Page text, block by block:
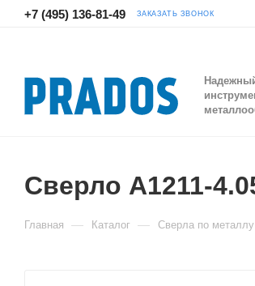
+7 (495) 136-81-49 ЗАКАЗАТЬ ЗВОНОК
Сверло A1211-
Главная — Каталог — Сверла по металлу